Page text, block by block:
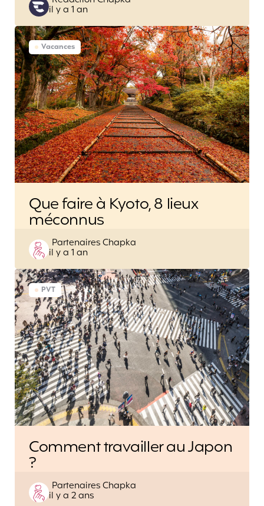
by
il y a 1 an
Vacances
Que faire à Kyoto, 8 lieux
méconnus
Posted
by
Partenaires Chapka
il y a 1 an
PVT
Comment travailler au Japon
?
Posted
by
Partenaires Chapka
il y a 2 ans